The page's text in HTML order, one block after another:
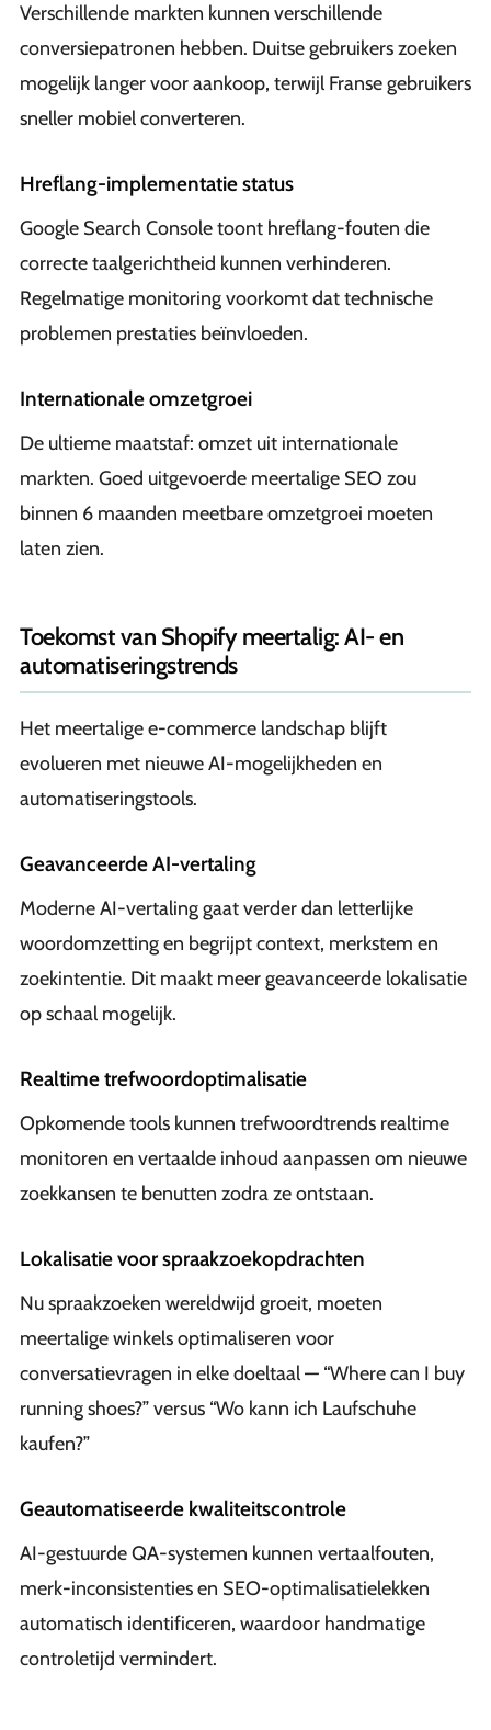
Verschillende markten kunnen verschillende
conversiepatronen hebben. Duitse gebruikers zoeken
mogelijk langer voor aankoop, terwijl Franse gebruikers
sneller mobiel converteren.
Hreflang-implementatie status
Google Search Console toont hreflang-fouten die
correcte taalgerichtheid kunnen verhinderen.
Regelmatige monitoring voorkomt dat technische
problemen prestaties beïnvloeden.
Internationale omzetgroei
De ultieme maatstaf: omzet uit internationale
markten. Goed uitgevoerde meertalige SEO zou
binnen 6 maanden meetbare omzetgroei moeten
laten zien.
Toekomst van Shopify meertalig: AI- en
automatiseringstrends
Het meertalige e-commerce landschap blijft
evolueren met nieuwe AI-mogelijkheden en
automatiseringstools.
Geavanceerde AI-vertaling
Moderne AI-vertaling gaat verder dan letterlijke
woordomzetting en begrijpt context, merkstem en
zoekintentie. Dit maakt meer geavanceerde lokalisatie
op schaal mogelijk.
Realtime trefwoordoptimalisatie
Opkomende tools kunnen trefwoordtrends realtime
monitoren en vertaalde inhoud aanpassen om nieuwe
zoekkansen te benutten zodra ze ontstaan.
Lokalisatie voor spraakzoekopdrachten
Nu spraakzoeken wereldwijd groeit, moeten
meertalige winkels optimaliseren voor
conversatievragen in elke doeltaal — “Where can I buy
running shoes?” versus “Wo kann ich Laufschuhe
kaufen?”
Geautomatiseerde kwaliteitscontrole
AI-gestuurde QA-systemen kunnen vertaalfouten,
merk-inconsistenties en SEO-optimalisatielekken
automatisch identificeren, waardoor handmatige
controletijd vermindert.